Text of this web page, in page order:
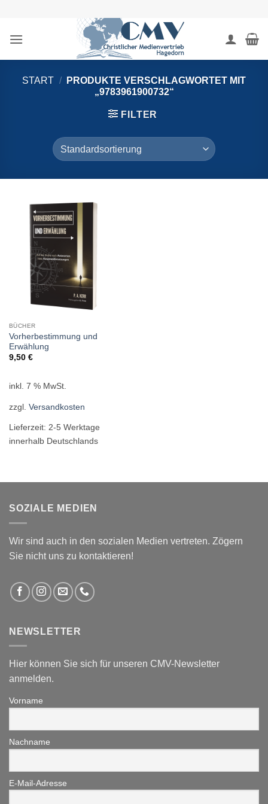
springen
START /
PRODUKTE VERSCHLAGWORTET MIT
„9783961900732“
FILTER
BÜCHER
Vorherbestimmung und
Erwählung
9,50 €
inkl. 7 % MwSt.
zzgl. Versandkosten
Lieferzeit: 2-5 Werktage
innerhalb Deutschlands
SOZIALE MEDIEN
Wir sind auch in den sozialen Medien vertreten. Zögern
Sie nicht uns zu kontaktieren!
NEWSLETTER
Hier können Sie sich für unseren CMV-Newsletter
anmelden.
Vorname
Nachname
E-Mail-Adresse